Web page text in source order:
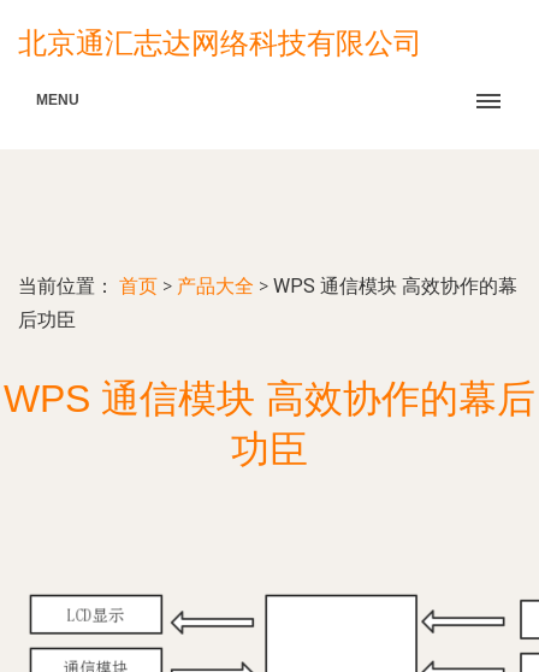
北京通汇志达网络科技有限公司
MENU
当前位置： 首页 > 产品大全 > WPS 通信模块 高效协作的幕
后功臣
WPS 通信模块 高效协作的幕后
功臣